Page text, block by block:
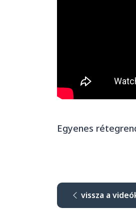
Egyenes
vissza a